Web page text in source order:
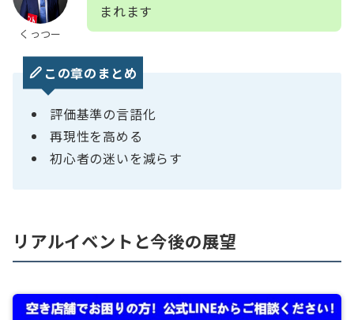
くっつー
まれます
この章のまとめ
評価基準の言語化
再現性を高める
初心者の迷いを減らす
リアルイベントと今後の展望